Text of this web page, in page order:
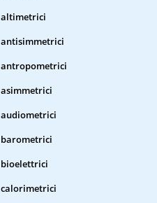
altimetrici
antisimmetrici
antropometrici
asimmetrici
audiometrici
barometrici
bioelettrici
calorimetrici